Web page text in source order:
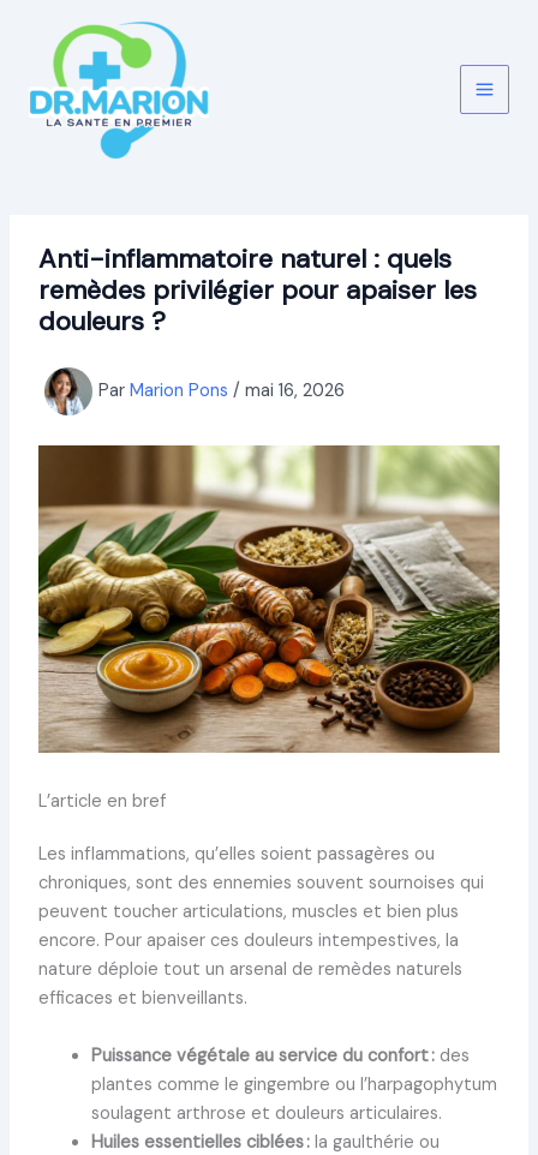
contenu
Anti-inflammatoire naturel : quels
remèdes privilégier pour apaiser les
douleurs ?
Par Marion Pons / mai 16, 2026
L’article en bref
Les inflammations, qu’elles soient passagères ou
chroniques, sont des ennemies souvent sournoises qui
peuvent toucher articulations, muscles et bien plus
encore. Pour apaiser ces douleurs intempestives, la
nature déploie tout un arsenal de remèdes naturels
efficaces et bienveillants.
Puissance végétale au service du confort :des
plantes comme le gingembre ou l’harpagophytum
soulagent arthrose et douleurs articulaires.
Huiles essentielles ciblées :la gaulthérie ou